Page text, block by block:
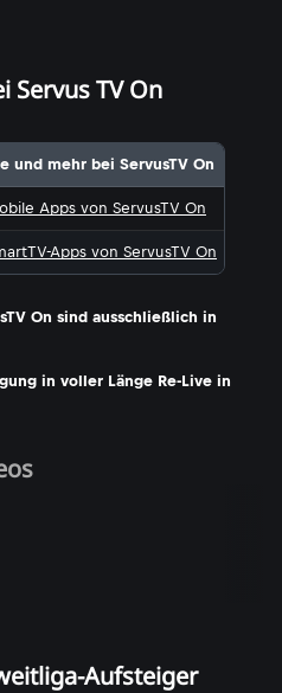
Servus TV On
und mehr bei ServusTV On
Apps von ServusTV On
Apps von ServusTV On
On sind ausschließlich in
in voller Länge Re-Live in
Aufsteiger